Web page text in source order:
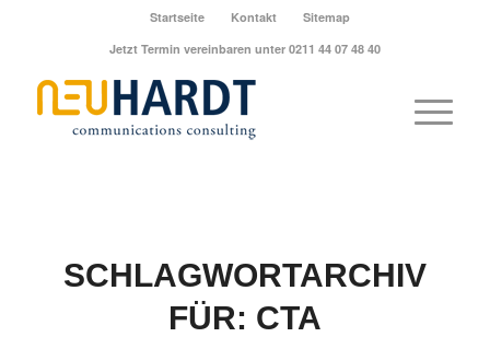
Startseite Kontakt
Sitemap
Jetzt Termin vereinbaren unter 0211 44 07 48 40
SCHLAGWORTARCHIV
FÜR: CTA